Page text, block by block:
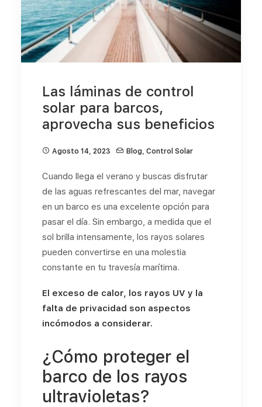
Las láminas de control
solar para barcos,
aprovecha sus beneficios
Agosto 14, 2023 Blog Control Solar
Cuando llega el verano y buscas disfrutar
de las aguas refrescantes del mar, navegar
en un barco es una excelente opción para
pasar el día. Sin embargo, a medida que el
sol brilla intensamente, los rayos solares
pueden convertirse en una molestia
constante en tu travesía marítima.
El exceso de calor, los rayos UV y la
falta de privacidad son aspectos
incómodos a considerar.
¿Cómo proteger el
barco de los rayos
ultravioletas?